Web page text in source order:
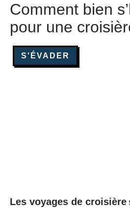
Comment bien
pour une
S'ÉVADER
Les voyages de croisière